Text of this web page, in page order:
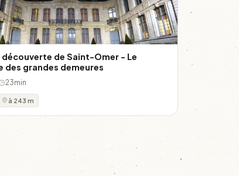
de Saint-Omer - Le
des grandes demeures
23min
à 243 m